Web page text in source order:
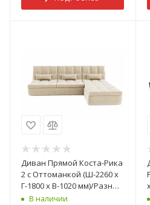
Диван Прямой Коста-Рика
2 с Оттоманкой (Ш-2260 х
Г-1800 х В-1020 мм)/Разные
Цвета
В наличии